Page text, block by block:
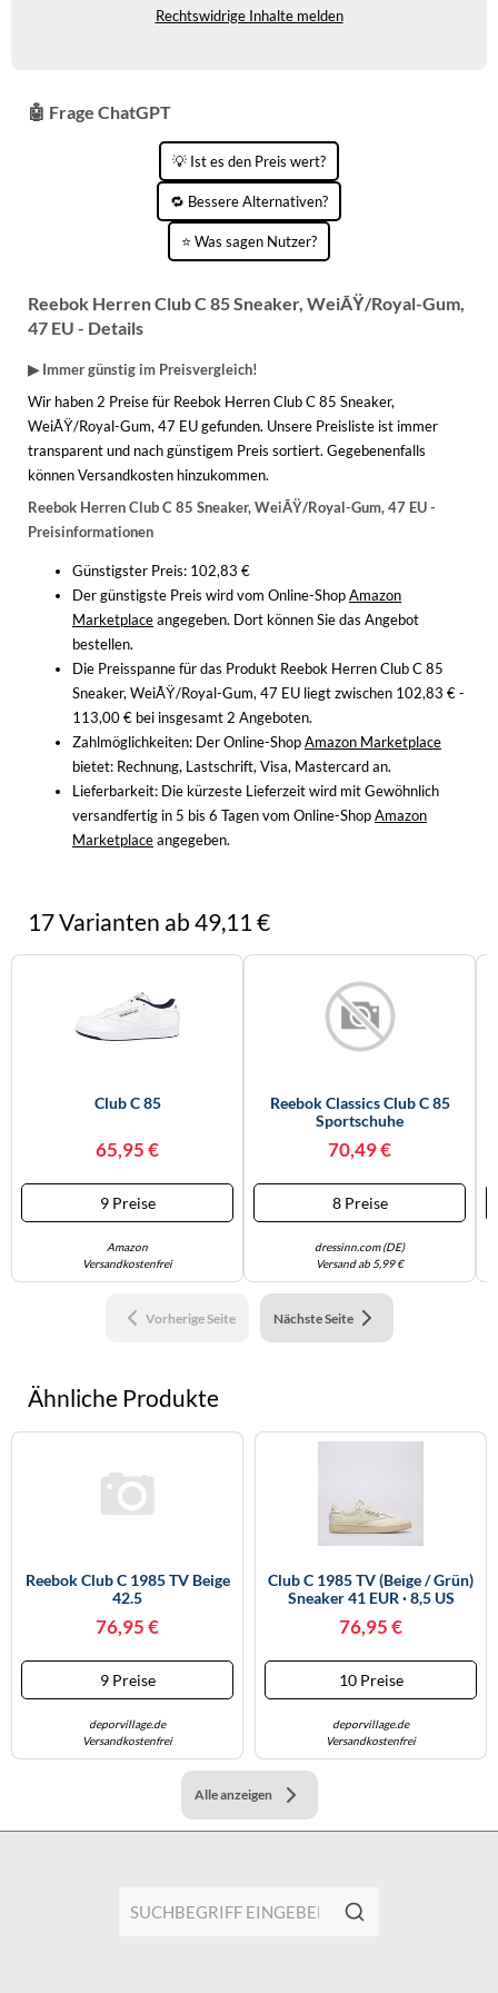
KINDERSCHUHE
OUTDOOR-SCHUHE
PANTOLETTEN
SNEAKERS
STIEFEL
STIEFELETTEN
TREKKINGSANDALEN
WINTERSCHUHE
STRANDTASCHENRechtswidrige Inhalte melden
🤖 Frage ChatGPT
💡 Ist es den Preis wert?
🔁 Bessere Alternativen?
⭐ Was sagen Nutzer?
Reebok Herren Club C 85 Sneaker, WeiÃŸ/Royal-Gum,
47 EU - Details
▶ Immer günstig im Preisvergleich!
Wir haben 2 Preise für Reebok Herren Club C 85 Sneaker,
WeiÃŸ/Royal-Gum, 47 EU gefunden. Unsere Preisliste ist immer
transparent und nach günstigem Preis sortiert. Gegebenenfalls
können Versandkosten hinzukommen.
Reebok Herren Club C 85 Sneaker, WeiÃŸ/Royal-Gum, 47 EU -
Preisinformationen
Günstigster Preis: 102,83 €
Der günstigste Preis wird vom Online-ShopAmazon
Marketplaceangegeben. Dort können Sie das Angebot
bestellen.
Die Preisspanne für das Produkt Reebok Herren Club C 85
Sneaker, WeiÃŸ/Royal-Gum, 47 EU liegt zwischen 102,83 € -
113,00 € bei insgesamt 2 Angeboten.
Zahlmöglichkeiten: Der Online-ShopAmazon Marketplace
bietet: Rechnung, Lastschrift, Visa, Mastercard an.
Lieferbarkeit: Die kürzeste Lieferzeit wird mit Gewöhnlich
versandfertig in 5 bis 6 Tagen vom Online-ShopAmazon
Marketplaceangegeben.
17 Varianten ab 49,11 €
Club C 85
65,95 €
9 Preise
Amazon
Versandkostenfrei
Reebok Classics Club C 85
Sportschuhe
70,49 €
8 Preise
dressinn.com (DE)
Versand ab 5,99 €
Vorherige Seite Nächste Seite
Ähnliche Produkte
Reebok Club C 1985 TV Beige
42.5
76,95 €
9 Preise
deporvillage.de
Versandkostenfrei
Club C 1985 TV (beige / Grün)
Sneaker 41 EUR · 8,5 US
76,95 €
10 Preise
deporvillage.de
Versandkostenfrei
Alle anzeigen